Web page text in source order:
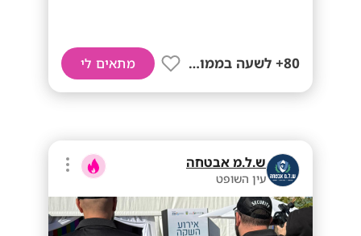
80+ לשעה בממוצע מתאים לי
ש.ל.מ אבטחה
עין השופט